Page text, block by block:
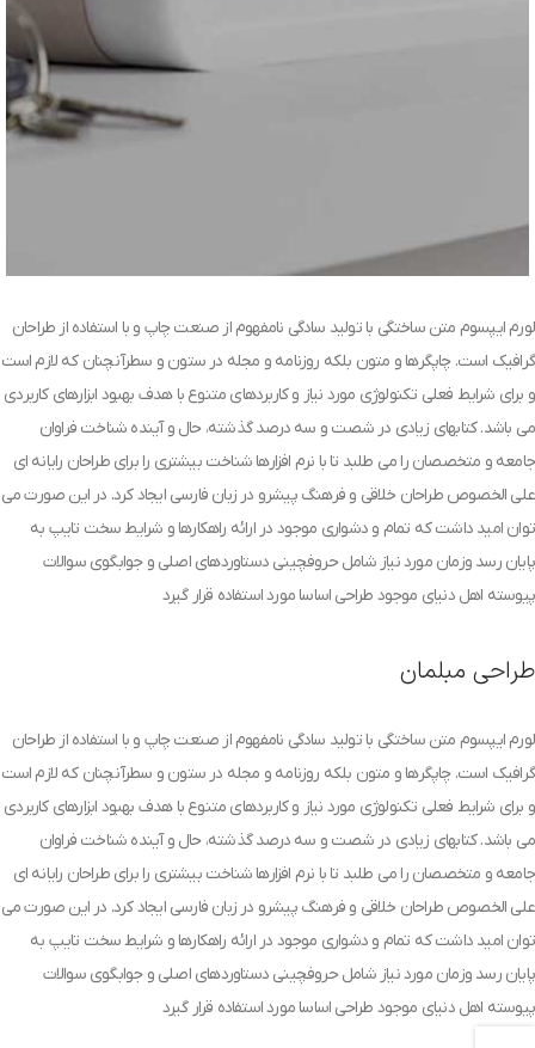
لورم ایپسوم متن ساختگی با تولید سادگی نامفهوم از صنعت چاپ و با استفاده از طراحان
گرافیک است. چاپگرها و متون بلکه روزنامه و مجله در ستون و سطرآنچنان که لازم است
و برای شرایط فعلی تکنولوژی مورد نیاز و کاربردهای متنوع با هدف بهبود ابزارهای کاربردی
می باشد. کتابهای زیادی در شصت و سه درصد گذشته، حال و آینده شناخت فراوان
جامعه و متخصصان را می طلبد تا با نرم افزارها شناخت بیشتری را برای طراحان رایانه ای
علی الخصوص طراحان خلاقی و فرهنگ پیشرو در زبان فارسی ایجاد کرد. در این صورت می
توان امید داشت که تمام و دشواری موجود در ارائه راهکارها و شرایط سخت تایپ به
پایان رسد وزمان مورد نیاز شامل حروفچینی دستاوردهای اصلی و جوابگوی سوالات
پیوسته اهل دنیای موجود طراحی اساسا مورد استفاده قرار گیرد
طراحی مبلمان
لورم ایپسوم متن ساختگی با تولید سادگی نامفهوم از صنعت چاپ و با استفاده از طراحان
گرافیک است. چاپگرها و متون بلکه روزنامه و مجله در ستون و سطرآنچنان که لازم است
و برای شرایط فعلی تکنولوژی مورد نیاز و کاربردهای متنوع با هدف بهبود ابزارهای کاربردی
می باشد. کتابهای زیادی در شصت و سه درصد گذشته، حال و آینده شناخت فراوان
جامعه و متخصصان را می طلبد تا با نرم افزارها شناخت بیشتری را برای طراحان رایانه ای
علی الخصوص طراحان خلاقی و فرهنگ پیشرو در زبان فارسی ایجاد کرد. در این صورت می
توان امید داشت که تمام و دشواری موجود در ارائه راهکارها و شرایط سخت تایپ به
پایان رسد وزمان مورد نیاز شامل حروفچینی دستاوردهای اصلی و جوابگوی سوالات
پیوسته اهل دنیای موجود طراحی اساسا مورد استفاده قرار گیرد